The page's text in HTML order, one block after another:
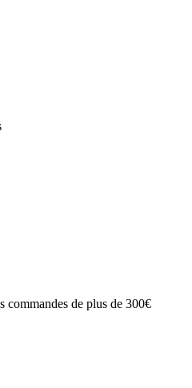
commandes de plus de 300€